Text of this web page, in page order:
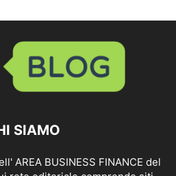
SIAMO
AREA BUSINESS FINANCE del